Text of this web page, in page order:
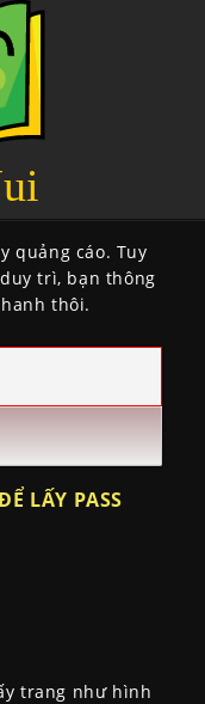
quảng cáo. Tuy
trì, bạn thông
thôi.
LẤY PASS
trang như hình